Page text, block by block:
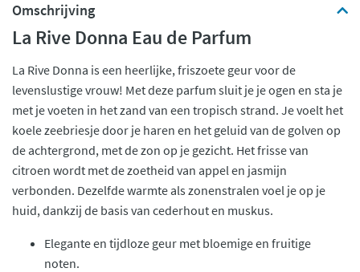
Omschrijving
La Rive Donna Eau de Parfum
La Rive Donna is een heerlijke, friszoete geur voor de
levenslustige vrouw! Met deze parfum sluit je je ogen en sta je
met je voeten in het zand van een tropisch strand. Je voelt het
koele zeebriesje door je haren en het geluid van de golven op
de achtergrond, met de zon op je gezicht. Het frisse van
citroen wordt met de zoetheid van appel en jasmijn
verbonden. Dezelfde warmte als zonenstralen voel je op je
huid, dankzij de basis van cederhout en muskus.
Elegante en tijdloze geur met bloemige en fruitige
noten.